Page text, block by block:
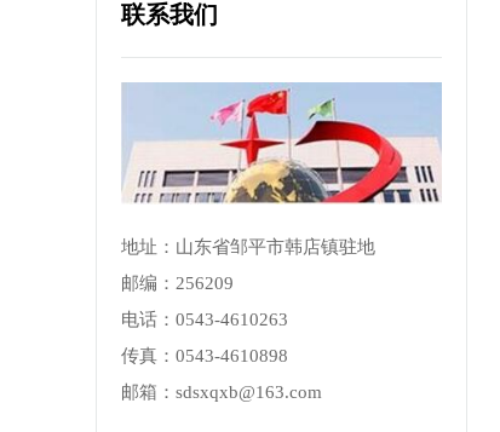
联系我们
地址：山东省邹平市韩店镇驻地
邮编：256209
电话：0543-4610263
传真：0543-4610898
邮箱：sdsxqxb@163.com